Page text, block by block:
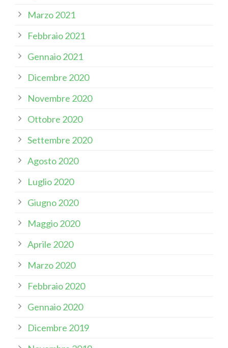
Marzo 2021
Febbraio 2021
Gennaio 2021
Dicembre 2020
Novembre 2020
Ottobre 2020
Settembre 2020
Agosto 2020
Luglio 2020
Giugno 2020
Maggio 2020
Aprile 2020
Marzo 2020
Febbraio 2020
Gennaio 2020
Dicembre 2019